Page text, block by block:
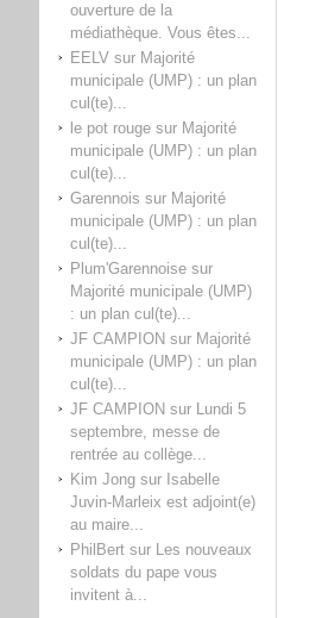
ouverture de la
médiathèque. Vous êtes...
EELVsur Majorité
municipale (UMP) : un plan
cul(te)...
le pot rougesur Majorité
municipale (UMP) : un plan
cul(te)...
Garennois sur Majorité
municipale (UMP) : un plan
cul(te)...
Plum'Garennoisesur
Majorité municipale (UMP)
: un plan cul(te)...
JF CAMPION sur Majorité
municipale (UMP) : un plan
cul(te)...
JF CAMPION sur Lundi 5
septembre, messe de
rentrée au collège...
Kim Jongsur Isabelle
Juvin-Marleix est adjoint(e)
au maire...
PhilBertsur Les nouveaux
soldats du pape vous
invitent à...